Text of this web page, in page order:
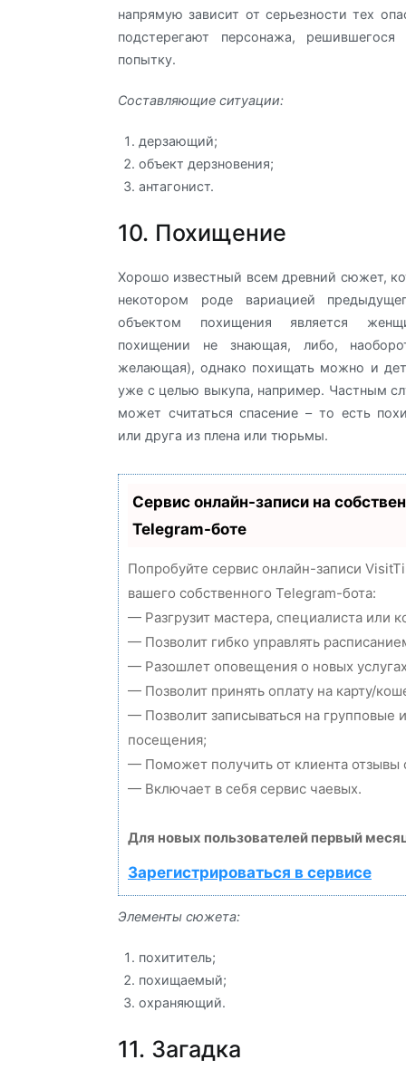
напрямую зависит от серьезности тех
подстерегают персонажа,
попытку.
Составляющие ситуации:
дерзающий;
объект дерзновения;
антагонист.
10. Похищение
Хорошо известный всем древний сюжет,
некотором роде вариацией
объектом похищения является
похищении не знающая, либо,
желающая), однако похищать можно и
уже с целью выкупа, например. Частным
может считаться спасение – то есть
или друга из плена или тюрьмы.
Сервис онлайн-записи на
Telegram-боте
Попробуйте сервис онлайн-записи
вашего собственного Telegram-бота:
— Разгрузит мастера, специалиста или
— Позволит гибко управлять
— Разошлет оповещения о новых
— Позволит принять оплату на карту/
— Позволит записываться на групповые
посещения;
— Поможет получить от клиента отзывы
— Включает в себя сервис чаевых.
Для новых пользователей первый
Зарегистрироваться в сервисе
Элементы сюжета:
похититель;
похищаемый;
охраняющий.
11. Загадка